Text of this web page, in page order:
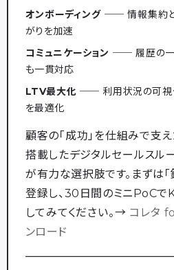
オンボーディング── 情報集約と
がりを加速
コミュニケーション ── 履歴の一
も一貫対応
LTV最大化 ── 利用状況の可視
を最適化
顧客の「成功」を仕組みで支
搭載したデジタルセールスル
が有力な選択肢です。まずは
登録し、30日間のミニPoCで
してみてください。→ コレタ
ンロード